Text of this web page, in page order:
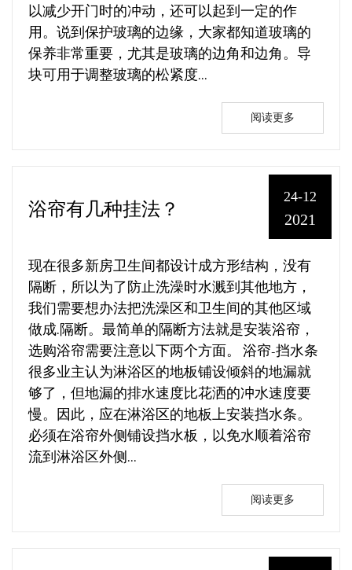
以减少开门时的冲动，还可以起到一定的作
用。说到保护玻璃的边缘，大家都知道玻璃的
保养非常重要，尤其是玻璃的边角和边角。导
块可用于调整玻璃的松紧度...
阅读更多
24-12
2021
浴帘有几种挂法？
现在很多新房卫生间都设计成方形结构，没有
隔断，所以为了防止洗澡时水溅到其他地方，
我们需要想办法把洗澡区和卫生间的其他区域
做成.隔断。最简单的隔断方法就是安装浴帘，
选购浴帘需要注意以下两个方面。 浴帘-挡水条
很多业主认为淋浴区的地板铺设倾斜的地漏就
够了，但地漏的排水速度比花洒的冲水速度要
慢。因此，应在淋浴区的地板上安装挡水条。
必须在浴帘外侧铺设挡水板，以免水顺着浴帘
流到淋浴区外侧...
阅读更多